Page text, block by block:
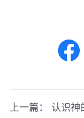
上一篇： 认识神